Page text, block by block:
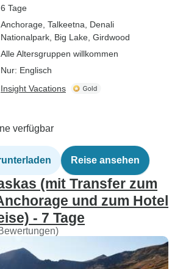
6 Tage
Anchorage , Talkeetna , Denali
Nationalpark , Big Lake , Girdwood
Alle Altersgruppen willkommen
Nur: Englisch
Insight Vacations
verfügbar
Reise ansehen
(mit Transfer zum
und zum Hotel
- 7 Tage